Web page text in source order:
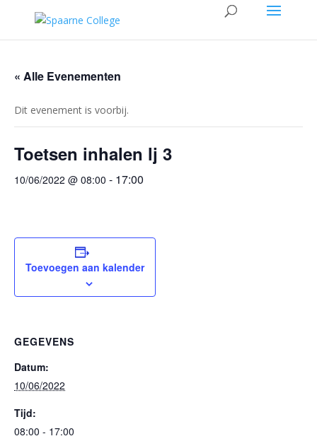
« Alle Evenementen
Dit evenement is voorbij.
Toetsen inhalen lj 3
10/06/2022 @ 08:00 - 17:00
Toevoegen aan kalender
GEGEVENS
Datum:
10/06/2022
Tijd:
08:00 - 17:00